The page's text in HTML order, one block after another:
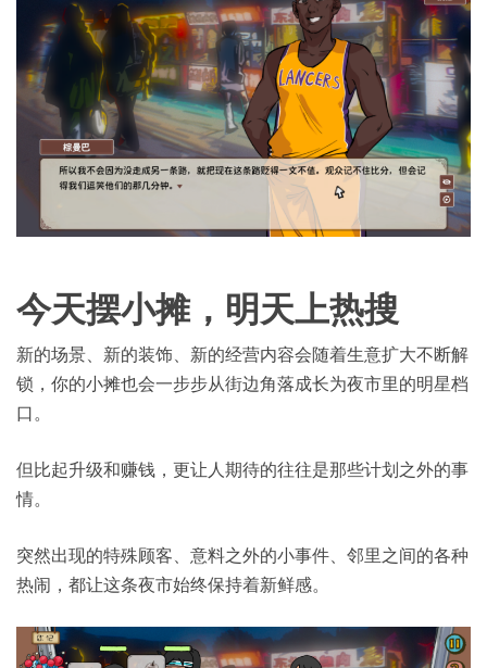
今天摆小摊，明天上热搜
新的场景、新的装饰、新的经营内容会随着生意扩大不断解
锁，你的小摊也会一步步从街边角落成长为夜市里的明星档
口。
但比起升级和赚钱，更让人期待的往往是那些计划之外的事
情。
突然出现的特殊顾客、意料之外的小事件、邻里之间的各种
热闹，都让这条夜市始终保持着新鲜感。